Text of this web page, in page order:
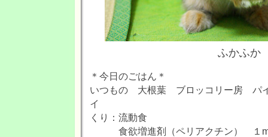
ふかふか
＊今日のごはん＊
いつもの 大根葉 ブロッコリー房 パ
イ
くり：流動食
食欲増進剤（ペリアクチン） １